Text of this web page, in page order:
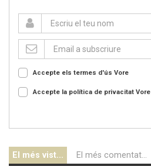
Accepte els termes d'ús Vore
Accepte la política de privacitat Vore
El més vist... El més comentat...